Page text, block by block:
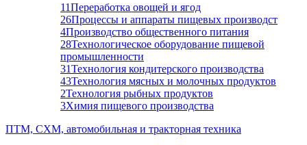
11Переработка овощей и ягод
26Процессы и аппараты пищевых производст
4Производство общественного питания
28Технологическое оборудование пищевой
промышленности
31Технология кондитерского производства
43Технология мясных и молочных продуктов
2Технология рыбных продуктов
3Химия пищевого производства
ПТМ, СХМ, автомобильная и тракторная техника